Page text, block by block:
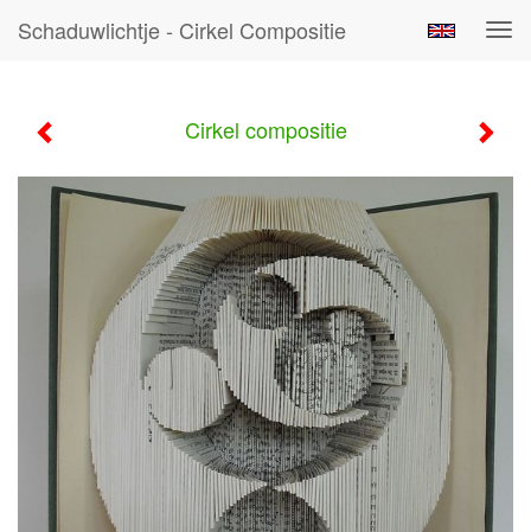
Schaduwlichtje - Cirkel Compositie
Cirkel compositie